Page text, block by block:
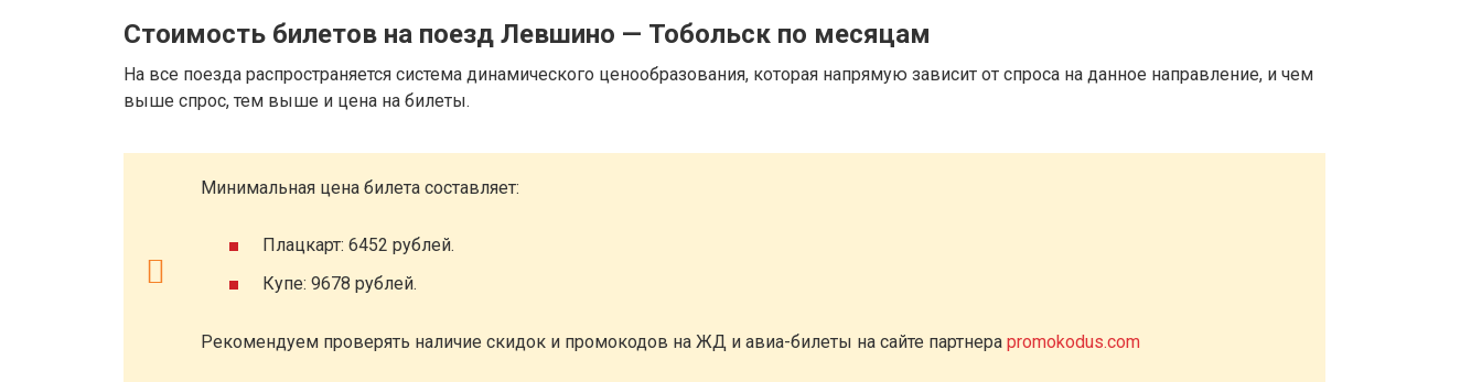
Стоимость билетов на поезд Левшино — Тобольск по месяцам
На все поезда распространяется система динамического ценообразования, которая напрямую зависит от спроса на данное направление, и чем
выше спрос, тем выше и цена на билеты.
Минимальная цена билета составляет:
Плацкарт: 6452 рублей.
Купе: 9678 рублей.
Рекомендуем проверять наличие скидок и промокодов на ЖД и авиа-билеты на сайте партнера promokodus.com